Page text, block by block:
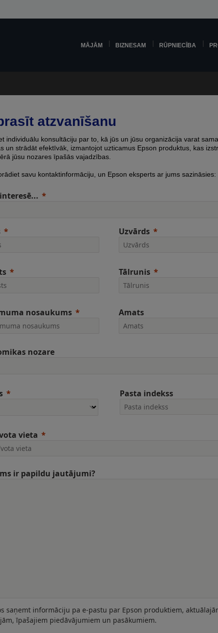
MĀJĀM BIZNESAM RŪPNIECĪBA
atzvanīšanu
individuālu konsultāciju par to, kā jūs un jūsu organizācija varat
un strādāt efektīvāk, izmantojot uzticamus Epson produktus, kas
jūsu nozares īpašās vajadzības.
savu kontaktinformāciju, un Epson eksperts ar jums sazināsies:
Uzvārds
Tālrunis
nosaukums Amats
nozare
Pasta indekss
vieta
ir papildu jautājumi?
saņemt informāciju pa e-pastu par Epson produktiem,
īpašajiem piedāvājumiem un pasākumiem.